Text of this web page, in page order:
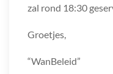
zal rond 18:30
Groetjes,
“WanBeleid”